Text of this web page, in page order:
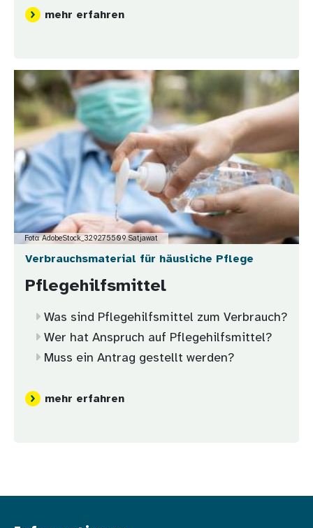
mehr erfahren
Bild
Foto: AdobeStock_329275509 Satjawat
Verbrauchsmaterial für häusliche Pflege
Pflegehilfsmittel
Was sind Pflegehilfsmittel zum Verbrauch?
Wer hat Anspruch auf Pflegehilfsmittel?
Muss ein Antrag gestellt werden?
mehr erfahren